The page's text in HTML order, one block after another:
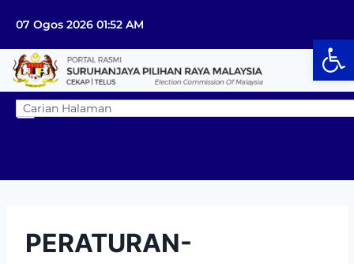
07 Ogos 2026 01:52 AM
PERATURAN-